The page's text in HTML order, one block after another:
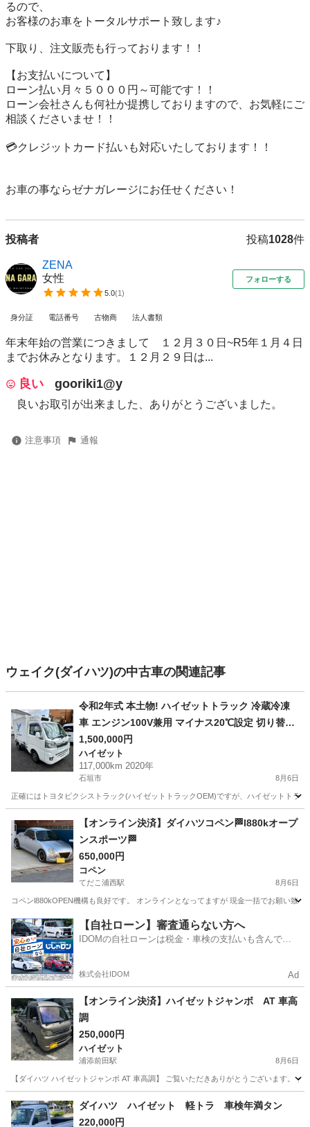
るので、
お客様のお車をトータルサポート致します♪
下取り、注文販売も行っております！！
【お支払いについて】
ローン払い月々５０００円～可能です！！
ローン会社さんも何社か提携しておりますので、お気軽にご
相談くださいませ！！
💳クレジットカード払いも対応いたしております！！
お車の事ならゼナガレージにお任せください！
投稿者 投稿1028件
ZENA
女性
5.0(1)
フォローする
身分証 電話番号 古物商 法人書類
年末年始の営業につきまして １２月３０日~R5年１月４日
までお休みとなります。１２月２９日は...
良い gooriki1@y
良いお取引が出来ました、ありがとうございました。
注意事項 通報
ウェイク(ダイハツ)の中古車の関連記事
令和2年式 本土物! ハイゼットトラック 冷蔵冷凍
車 エンジン100V兼用 マイナス20℃設定 切り替え
式4WD 沖縄全域送料無料！
1,500,000円
ハイゼット
117,000km 2020年
石垣市 8月6日
正確にはトヨタピクシストラック(ハイゼットトラックOEM)ですが、ハイゼットトラ
ハイゼット
【オンライン決済】ダイハツコペン🏁l880kオープ
ンスポーツ🏁
650,000円
コペン
てだこ浦西駅 8月6日
コペンl880kOPEN機構も良好です。 オンラインとなってますが 現金一括でお願い致
沖縄 うるま市 てだこ浦西駅 コペン
【自社ローン】審査通らない方へ
IDOMの自社ローンは税金・車検の支払いも含んでい
株式会社IDOM Ad
【オンライン決済】ハイゼットジャンボ AT 車高
調
250,000円
ハイゼット
浦添前田駅 8月6日
【ダイハツ ハイゼットジャンボ AT 車高調】 ご覧いただきありがとうございます。
沖縄 中頭郡 浦添前田駅 ハイゼット
ダイハツ ハイゼット 軽トラ 車検年満タン
220,000円